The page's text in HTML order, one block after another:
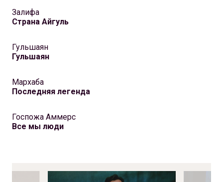
Залифа
Страна Айгуль
Гульшаян
Гульшаян
Мархаба
Последняя легенда
Госпожа Аммерс
Все мы люди